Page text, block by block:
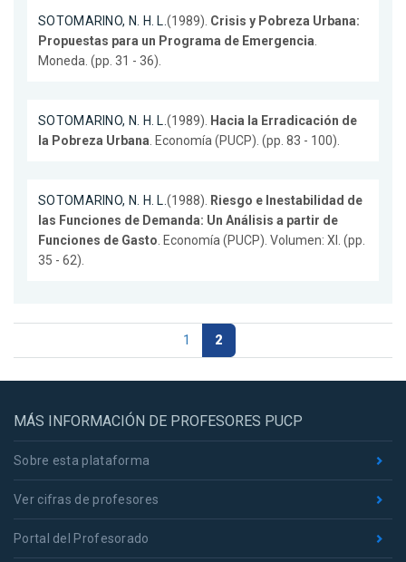
SOTOMARINO, N. H. L.(1989). Crisis y Pobreza Urbana:
Propuestas para un Programa de Emergencia.
Moneda. (pp. 31 - 36).
SOTOMARINO, N. H. L.(1989). Hacia la Erradicación de
la Pobreza Urbana. Economía (PUCP). (pp. 83 - 100).
SOTOMARINO, N. H. L.(1988). Riesgo e Inestabilidad de
las Funciones de Demanda: Un Análisis a partir de
Funciones de Gasto. Economía (PUCP). Volumen: XI. (pp.
35 - 62).
1 2
MÁS INFORMACIÓN DE PROFESORES PUCP
Sobre esta plataforma
Ver cifras de profesores
Portal del Profesorado